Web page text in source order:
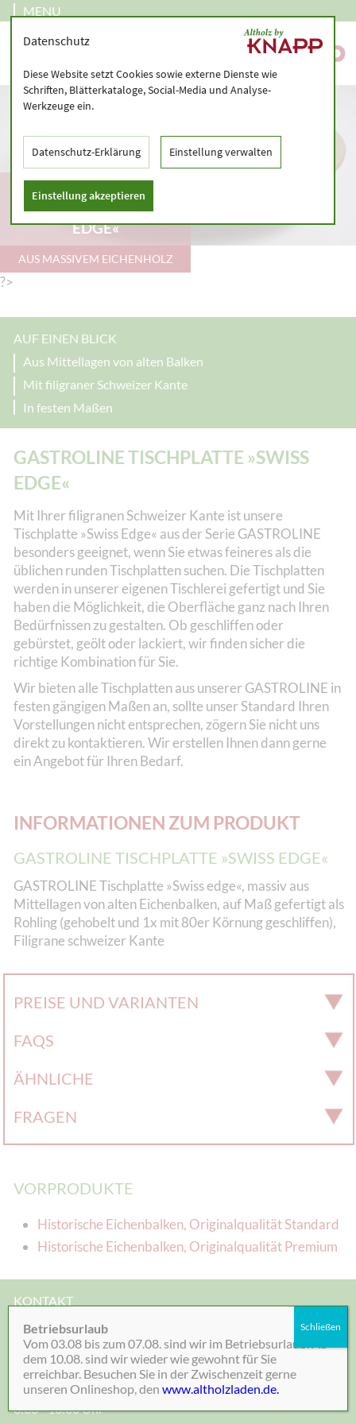
MENU
GASTROLINE
TISCHPLATTE »SWISS
EDGE«
AUS MASSIVEM EICHENHOLZ
?>
AUF EINEN BLICK
Aus Mittellagen von alten Balken
Mit filigraner Schweizer Kante
In festen Maßen
GASTROLINE TISCHPLATTE »SWISS
EDGE«
Mit Ihrer filigranen Schweizer Kante ist unsere
Tischplatte »Swiss Edge« aus der Serie GASTROLINE
besonders geeignet, wenn Sie etwas feineres als die
üblichen runden Tischplatten suchen. Die Tischplatten
werden in unserer eigenen Tischlerei gefertigt und Sie
haben die Möglichkeit, die Oberfläche ganz nach Ihren
Bedürfnissen zu gestalten. Ob geschliffen oder
gebürstet, geölt oder lackiert, wir finden sicher die
richtige Kombination für Sie.
Wir bieten alle Tischplatten aus unserer GASTROLINE in
festen gängigen Maßen an, sollte unser Standard Ihren
Vorstellungen nicht entsprechen, zögern Sie nicht uns
direkt zu kontaktieren. Wir erstellen Ihnen dann gerne
ein Angebot für Ihren Bedarf.
INFORMATIONEN ZUM PRODUKT
GASTROLINE TISCHPLATTE »SWISS EDGE«
GASTROLINE Tischplatte »Swiss edge«, massiv aus
Mittellagen von alten Eichenbalken, auf Maß gefertigt als
Rohling (gehobelt und 1x mit 80er Körnung geschliffen),
Filigrane schweizer Kante
PREISE UND VARIANTEN
FAQS
ÄHNLICHE
FRAGEN
VORPRODUKTE
Historische Eichenbalken, Originalqualität Standard
Historische Eichenbalken, Originalqualität Premium
KONTAKT
05532-1320
post@knapp-online.de
Öffnungszeiten:
Montag bis Freitag:
8:00 - 16:00 Uhr
Betriebsurlaub
Vom 03.08 bis zum 07.08. sind wir im Betriebsurlaub. Ab
dem 10.08. sind wir wieder wie gewohnt für Sie
erreichbar. Besuchen Sie in der Zwischenzeit gerne
unseren Onlineshop, denwww.altholzladen.de.
Schließen
Datenschutz
Diese Website setzt Cookies sowie externe Dienste wie
Schriften, Blätterkataloge, Social-Media und Analyse-
Werkzeuge ein.
Datenschutz-Erklärung Einstellung verwalten
Einstellung akzeptieren